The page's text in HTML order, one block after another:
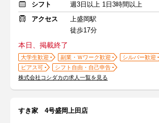
シフト
週3日以上 1日3時間以上
アクセス
上盛岡駅
徒歩17分
本日、掲載終了
大学生歓迎 副業・Ｗワーク歓迎
シルバー歓迎
ピアス可
シフト自由・自己申告
株式会社コシダカの求人一覧を見る
すき家 4号盛岡上田店